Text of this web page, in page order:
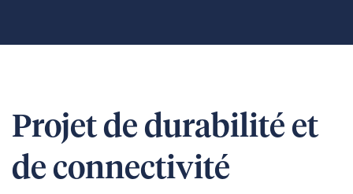
Projet de durabilité et
de connectivité